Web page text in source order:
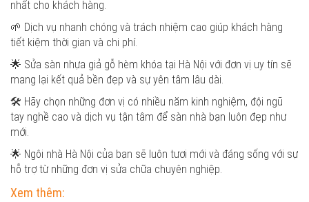
nhất cho khách hàng.
🌱 Dịch vụ nhanh chóng và trách nhiệm cao giúp khách hàng
tiết kiệm thời gian và chi phí.
🌟 Sửa sàn nhựa giả gỗ hèm khóa tại Hà Nội với đơn vị uy tín sẽ
mang lại kết quả bền đẹp và sự yên tâm lâu dài.
🛠️ Hãy chọn những đơn vị có nhiều năm kinh nghiệm, đội ngũ
tay nghề cao và dịch vụ tận tâm để sàn nhà bạn luôn đẹp như
mới.
🌟 Ngôi nhà Hà Nội của bạn sẽ luôn tươi mới và đáng sống với sự
hỗ trợ từ những đơn vị sửa chữa chuyên nghiệp.
Xem thêm: